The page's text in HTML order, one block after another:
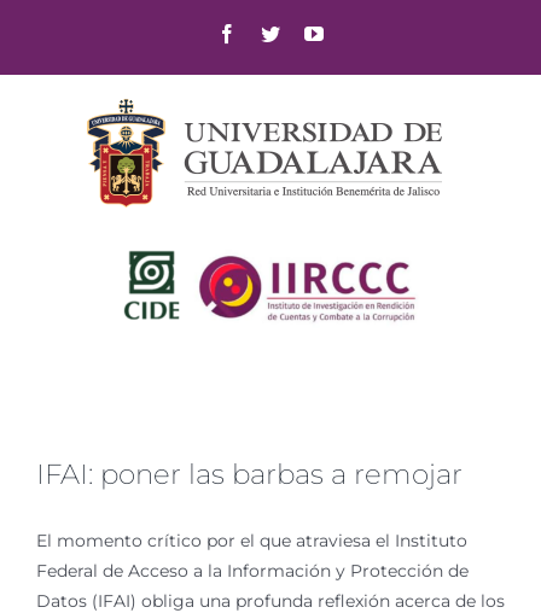
content
Facebook
TwitterYouTube
IFAI: poner las barbas a remojar
El momento crítico por el que atraviesa el Instituto
Federal de Acceso a la Información y Protección de
Datos (IFAI) obliga una profunda reflexión acerca de los